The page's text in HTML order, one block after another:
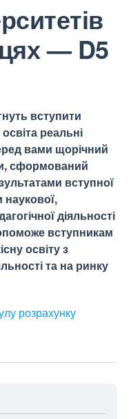
— D5
вступити
реальні
вами щорічний
сформований
вступної
наукової,
діяльності
вступникам
освіту з
та на ринку
розрахунку